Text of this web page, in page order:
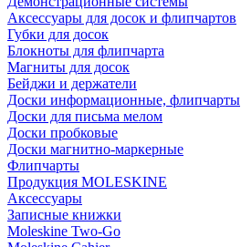
Аксессуары для досок и флипчартов
Губки для досок
Блокноты для флипчарта
Магниты для досок
Бейджи и держатели
Доски информационные, флипчарты
Доски для письма мелом
Доски пробковые
Доски магнитно-маркерные
Флипчарты
Продукция MOLESKINE
Аксессуары
Записные книжки
Moleskine Two-Go